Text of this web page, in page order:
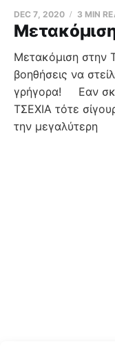
DEC 7, 2020 3 MIN
Μετακόμιση στην
βοηθήσεις να
γρήγορα! Εαν
ΤΣΕΧΙΑ τότε
την μεγαλύτερη